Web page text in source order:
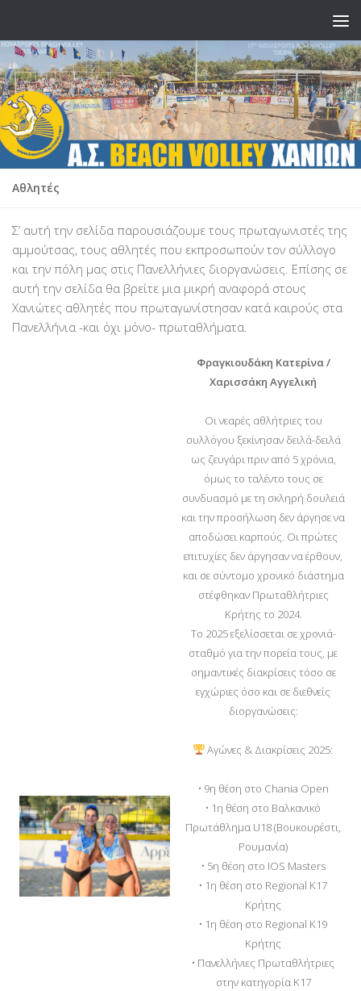
Αθλητές
Σ’ αυτή την σελίδα παρουσιάζουμε τους πρωταγωνιστές της
αμμούτσας, τους αθλητές που εκπροσωπούν τον σύλλογο
και την πόλη μας στις Πανελλήνιες διοργανώσεις. Επίσης σε
αυτή την σελίδα θα βρείτε μια μικρή αναφορά στους
Χανιώτες αθλητές που πρωταγωνίστησαν κατά καιρούς στα
Πανελλήνια -και όχι μόνο- πρωταθλήματα.
Φραγκιουδάκη Κατερίνα /
Χαρισσάκη Αγγελική
Οι νεαρές αθλήτριες του
συλλόγου ξεκίνησαν δειλά-δειλά
ως ζευγάρι πριν από 5 χρόνια,
όμως το ταλέντο τους σε
συνδυασμό με τη σκληρή δουλειά
και την προσήλωση δεν άργησε να
αποδώσει καρπούς. Οι πρώτες
επιτυχίες δεν άργησαν να έρθουν,
και σε σύντομο χρονικό διάστημα
στέφθηκαν Πρωταθλήτριες
Κρήτης το 2024.
Το 2025 εξελίσσεται σε χρονιά-
σταθμό για την πορεία τους, με
σημαντικές διακρίσεις τόσο σε
εγχώριες όσο και σε διεθνείς
διοργανώσεις:
Αγώνες & Διακρίσεις 2025:
• 9η θέση στο Chania Open
• 1η θέση στο Βαλκανικό
Πρωτάθλημα U18 (Βουκουρέστι,
Ρουμανία)
• 5η θέση στο IOS Masters
• 1η θέση στο Regional Κ17
Κρήτης
• 1η θέση στο Regional Κ19
Κρήτης
• Πανελλήνιες Πρωταθλήτριες
στην κατηγορία Κ17